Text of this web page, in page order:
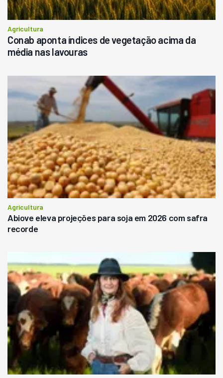
Agricultura
Conab aponta índices de vegetação acima da
média nas lavouras
Agricultura
Abiove eleva projeções para soja em 2026 com safra
recorde